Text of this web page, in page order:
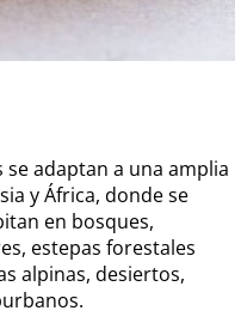
se adaptan a una amplia
y África, donde se
en bosques,
estepas forestales
alpinas, desiertos,